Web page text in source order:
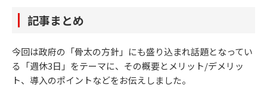
記事まとめ
今回は政府の「骨太の方針」にも盛り込まれ話題となってい
る「週休3日」をテーマに、その概要とメリット/デメリッ
ト、導入のポイントなどをお伝えしました。